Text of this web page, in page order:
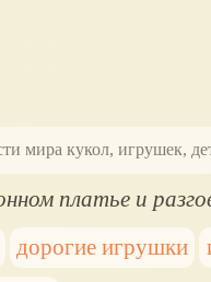
мира кукол, игрушек,
платье и
дорогие игрушки